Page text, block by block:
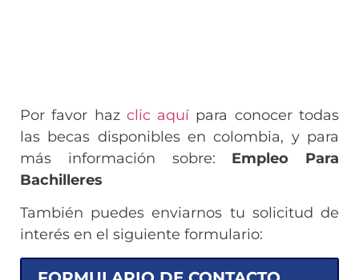
Por favor haz clic aquí para conocer todas
las becas disponibles en colombia, y para
más información sobre: Empleo Para
Bachilleres
También puedes enviarnos tu solicitud de
interés en el siguiente formulario: